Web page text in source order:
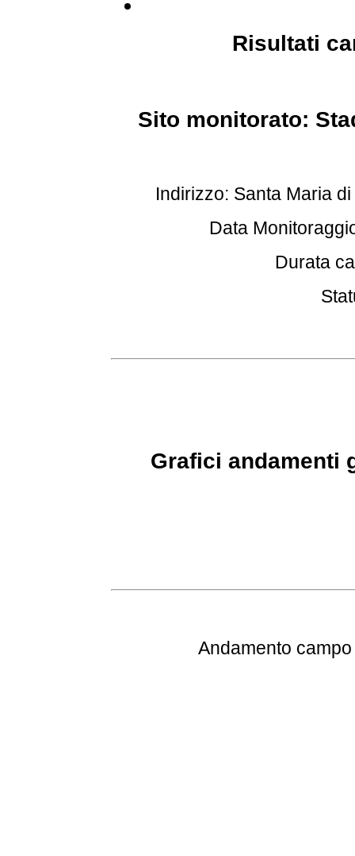
Risultati
Sito monitorato:
Indirizzo: Santa Maria
Data
Durata
Grafici andamenti
Andamento